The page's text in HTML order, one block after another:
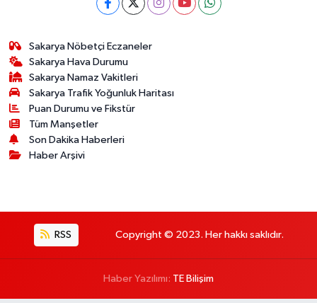
Sakarya Nöbetçi Eczaneler
Sakarya Hava Durumu
Sakarya Namaz Vakitleri
Sakarya Trafik Yoğunluk Haritası
Puan Durumu ve Fikstür
Tüm Manşetler
Son Dakika Haberleri
Haber Arşivi
RSS Copyright © 2023. Her hakkı saklıdır.
Haber Yazılımı: TE Bilişim